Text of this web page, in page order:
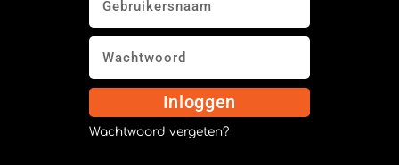
Inloggen
Wachtwoord vergeten?